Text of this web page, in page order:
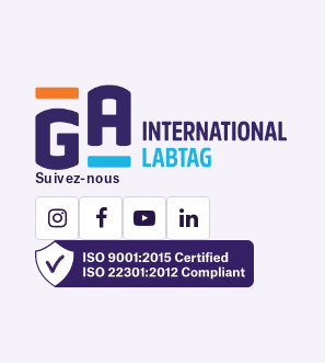
Suivez-nous